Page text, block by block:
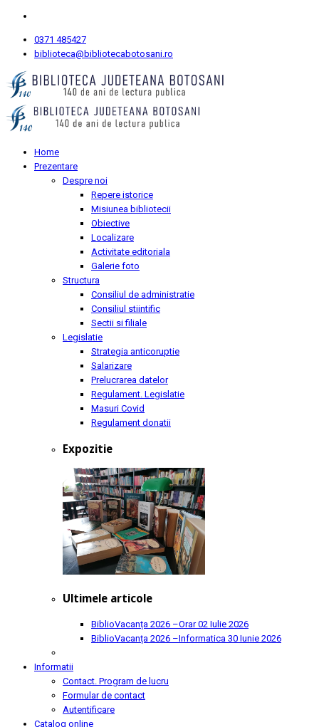
0371 485427
biblioteca@bibliotecabotosani.ro
Home
Prezentare
Despre noi
Repere istorice
Misiunea bibliotecii
Obiective
Localizare
Activitate editoriala
Galerie foto
Structura
Consiliul de administratie
Consiliul stiintific
Sectii si filiale
Legislatie
Strategia anticoruptie
Salarizare
Prelucrarea datelor
Regulament. Legislatie
Masuri Covid
Regulament donatii
Expozitie
Ultimele articole
BiblioVacanța 2026 –Orar02 Iulie 2026
BiblioVacanța 2026 –Informatica 30 Iunie 2026
Informatii
Contact. Program de lucru
Formular de contact
Autentificare
Catalog online